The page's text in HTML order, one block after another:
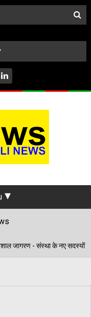
जिंदल, प्रवीण गर्ग एवं